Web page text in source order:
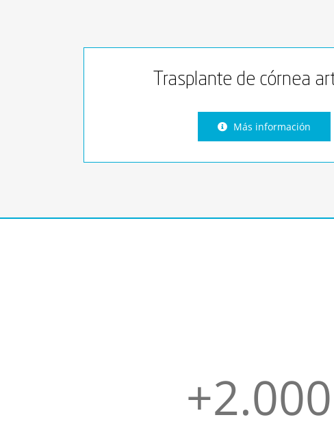
Trasplante de córnea
Más información
+2.000